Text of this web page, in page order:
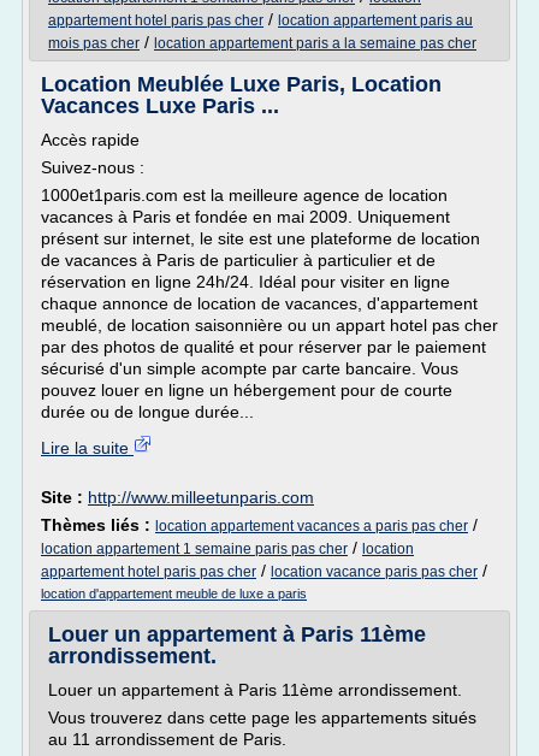
appartement hotel paris pas cher / location appartement paris au
mois pas cher / location appartement paris a la semaine pas cher
Location Meublée Luxe Paris, Location
Vacances Luxe Paris ...
Accès rapide
Suivez-nous :
1000et1paris.com est la meilleure agence de location
vacances à Paris et fondée en mai 2009. Uniquement
présent sur internet, le site est une plateforme de location
de vacances à Paris de particulier à particulier et de
réservation en ligne 24h/24. Idéal pour visiter en ligne
chaque annonce de location de vacances, d'appartement
meublé, de location saisonnière ou un appart hotel pas cher
par des photos de qualité et pour réserver par le paiement
sécurisé d'un simple acompte par carte bancaire. Vous
pouvez louer en ligne un hébergement pour de courte
durée ou de longue durée...
Lire la suite
Site : http://www.milleetunparis.com
Thèmes liés : location appartement vacances a paris pas cher /
location appartement 1 semaine paris pas cher / location
appartement hotel paris pas cher / location vacance paris pas cher /
location d'appartement meuble de luxe a paris
Louer un appartement à Paris 11ème
arrondissement.
Louer un appartement à Paris 11ème arrondissement.
Vous trouverez dans cette page les appartements situés
au 11 arrondissement de Paris.